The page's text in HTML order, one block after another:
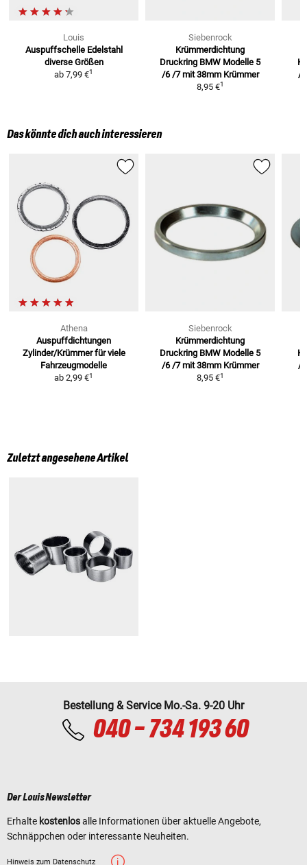
Louis
Auspuffschelle Edelstahl
diverse Größen
ab 7,99 €1
Siebenrock
Krümmerdichtung
Druckring BMW Modelle 5
/6 /7 mit 38mm Krümmer
8,95 €1
/
Das könnte dich auch interessieren
Athena
Auspuffdichtungen
Zylinder/Krümmer für viele
Fahrzeugmodelle
ab 2,99 €1
Siebenrock
Krümmerdichtung
Druckring BMW Modelle 5
/6 /7 mit 38mm Krümmer
8,95 €1
/5
Zuletzt angesehene Artikel
Bestellung & Service Mo.-Sa. 9-20 Uhr
040 - 734 193 60
Der Louis Newsletter
Erhalte kostenlosalle Informationen über aktuelle Angebote,
Schnäppchen oder interessante Neuheiten.
Hinweis zum Datenschutz